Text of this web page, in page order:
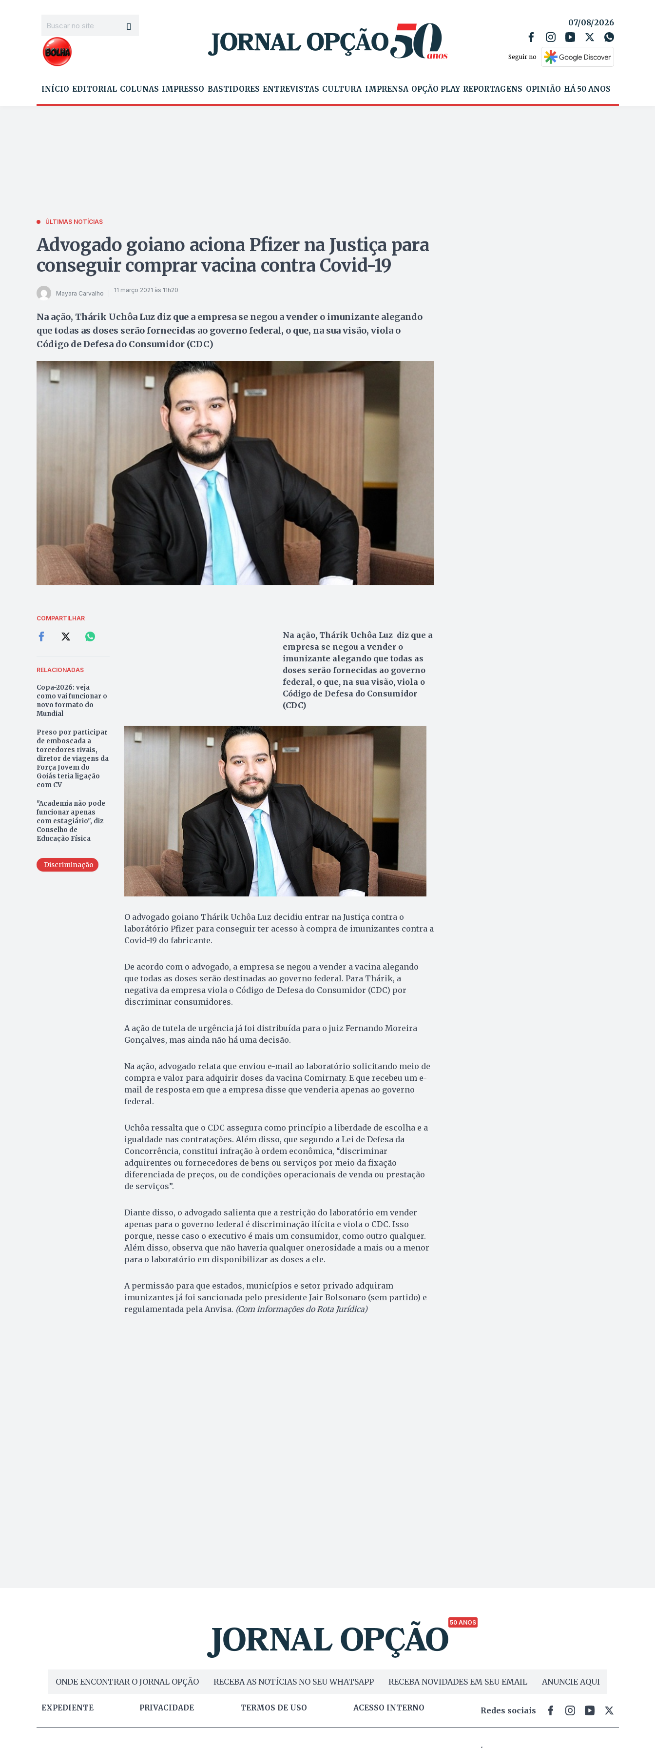
07/08/2026
Seguir no
INÍCIO EDITORIAL COLUNAS IMPRESSO BASTIDORES ENTREVISTAS CULTURA IMPRENSA OPÇÃO PLAY REPORTAGENS OPINIÃO HÁ 50 ANOS
ÚLTIMAS NOTÍCIAS
Advogado goiano aciona Pfizer na Justiça para
conseguir comprar vacina contra Covid-19
Mayara Carvalho 11 março 2021 às 11h20
Na ação, Thárik Uchôa Luz diz que a empresa se negou a vender o imunizante alegando
que todas as doses serão fornecidas ao governo federal, o que, na sua visão, viola o
Código de Defesa do Consumidor (CDC)
COMPARTILHAR
RELACIONADAS
Copa-2026: veja
como vai funcionar o
novo formato do
Mundial
Preso por participar
de emboscada a
torcedores rivais,
diretor de viagens da
Força Jovem do
Goiás teria ligação
com CV
"Academia não pode
funcionar apenas
com estagiário", diz
Conselho de
Educação Física
Discriminação
Na ação, Thárik Uchôa Luz diz que a
empresa se negou a vender o
imunizante alegando que todas as
doses serão fornecidas ao governo
federal, o que, na sua visão, viola o
Código de Defesa do Consumidor
(CDC)
O advogado goiano Thárik Uchôa Luz decidiu entrar na Justiça contra o
laborátório Pfizer para conseguir ter acesso à compra de imunizantes contra a
Covid-19 do fabricante.
De acordo com o advogado, a empresa se negou a vender a vacina alegando
que todas as doses serão destinadas ao governo federal. Para Thárik, a
negativa da empresa viola o Código de Defesa do Consumidor (CDC) por
discriminar consumidores.
A ação de tutela de urgência já foi distribuída para o juiz Fernando Moreira
Gonçalves, mas ainda não há uma decisão.
Na ação, advogado relata que enviou e-mail ao laboratório solicitando meio de
compra e valor para adquirir doses da vacina Comirnaty. E que recebeu um e-
mail de resposta em que a empresa disse que venderia apenas ao governo
federal.
Uchôa ressalta que o CDC assegura como princípio a liberdade de escolha e a
igualdade nas contratações. Além disso, que segundo a Lei de Defesa da
Concorrência, constitui infração à ordem econômica, “discriminar
adquirentes ou fornecedores de bens ou serviços por meio da fixação
diferenciada de preços, ou de condições operacionais de venda ou prestação
de serviços”.
Diante disso, o advogado salienta que a restrição do laboratório em vender
apenas para o governo federal é discriminação ilícita e viola o CDC. Isso
porque, nesse caso o executivo é mais um consumidor, como outro qualquer.
Além disso, observa que não haveria qualquer onerosidade a mais ou a menor
para o laboratório em disponibilizar as doses a ele.
A permissão para que estados, municípios e setor privado adquiram
imunizantes já foi sancionada pelo presidente Jair Bolsonaro (sem partido) e
regulamentada pela Anvisa. (Com informações do Rota Jurídica)
50 ANOS
ONDE ENCONTRAR O JORNAL OPÇÃO RECEBA AS NOTÍCIAS NO SEU WHATSAPP RECEBA NOVIDADES EM SEU EMAIL ANUNCIE AQUI
EXPEDIENTE PRIVACIDADE TERMOS DE USO ACESSO INTERNO Redes sociais